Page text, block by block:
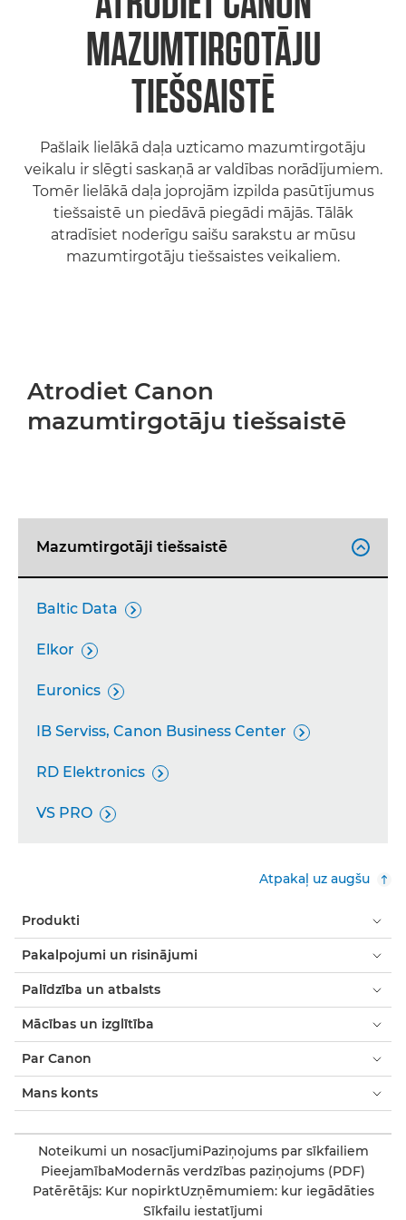
MAZUMTIRGOTĀJU
TIEŠSAISTĒ
Pašlaik lielākā daļa uzticamo mazumtirgotāju
veikalu ir slēgti saskaņā ar valdības norādījumiem.
Tomēr lielākā daļa joprojām izpilda pasūtījumus
tiešsaistē un piedāvā piegādi mājās. Tālāk
atradīsiet noderīgu saišu sarakstu ar mūsu
mazumtirgotāju tiešsaistes veikaliem.
Atrodiet Canon
mazumtirgotāju tiešsaistē
Mazumtirgotāji tiešsaistē 
Baltic Data 
Elkor 
Euronics 
IB Serviss, Canon Business Center 
RD Elektronics 
VS PRO 
Atpakaļ uz augšu
Produkti
Pakalpojumi un risinājumi
Palīdzība un atbalsts
Mācības un izglītība
Par Canon
Mans konts
Noteikumi un nosacījumiPaziņojums par sīkfailiem
PieejamībaModernās verdzības paziņojums (PDF)
Patērētājs: Kur nopirktUzņēmumiem: kur iegādāties
Sīkfailu iestatījumi